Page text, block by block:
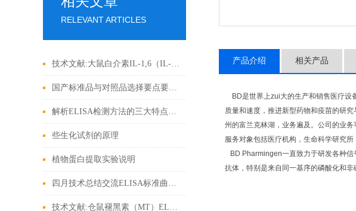
RELEVANT ARTICLES
技术文献:大鼠白介素IL-1,6（IL-6）ELISA试剂盒引用文献
国产标准品与对照品选择要点要注意哪些？
解析ELISA检测方法的三大特点有哪些
些生化试剂的原理
植物蛋白提取实验说明
四月技术总结交流ELISA标准曲线的绘制
技术文献:仓鼠褪黑素（MT）ELISA试剂盒引用文献
产品介绍 相关产品
BD是世界上zui大的生产和销售医疗设
质量和速度，推进新型药物和疫苗的研
州的富兰克林湖，业务遍及。公司的业
服务对象包括医疗机构，生命科学研究所
BD Pharmingen一直致力于研发各种
抗体，特别是来自同一基序的磷酸化和非